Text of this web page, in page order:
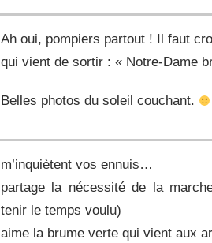
Ah oui, pompiers partout ! Il faut
qui vient de sortir : « Notre-Dame
Belles photos du soleil couchant.
m’inquiètent vos ennuis…
partage la nécessité de la
tenir le temps voulu)
aime la brume verte qui vient aux